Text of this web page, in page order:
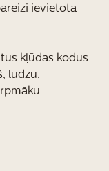
ievietota
kļūdas kodus
lūdzu,